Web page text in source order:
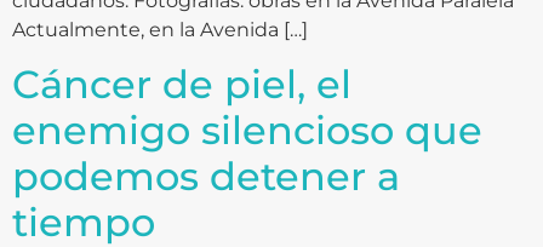
Actualmente, en la Avenida […]
Cáncer de piel, el
enemigo silencioso que
podemos detener a
tiempo